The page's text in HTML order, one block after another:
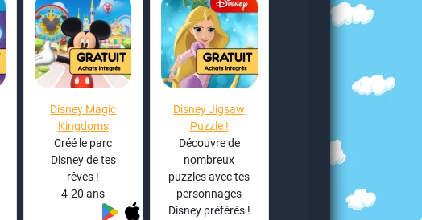
Disney Magic
Kingdoms
Créé le parc
Disney de tes
rêves !
4-20 ans
Disney Jigsaw
Puzzle !
Découvre de
nombreux
puzzles avec tes
personnages
Disney préférés !